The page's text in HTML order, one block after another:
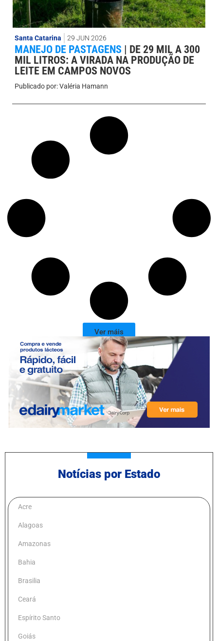
Santa Catarina 29 JUN 2026
MANEJO DE PASTAGENS | DE 29 MIL A 300
MIL LITROS: A VIRADA NA PRODUÇÃO DE
LEITE EM CAMPOS NOVOS
Publicado por:Valéria Hamann
Ver máis
Notícias por Estado
Acre
Alagoas
Amazonas
Bahia
Brasilia
Ceará
Espírito Santo
Goiás